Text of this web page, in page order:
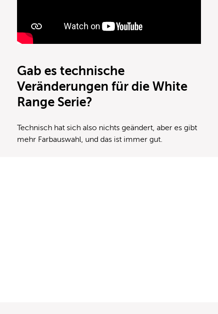
Gab es technische
Veränderungen für die White
Range Serie?
Technisch hat sich also nichts geändert, aber es gibt
mehr Farbauswahl, und das ist immer gut.